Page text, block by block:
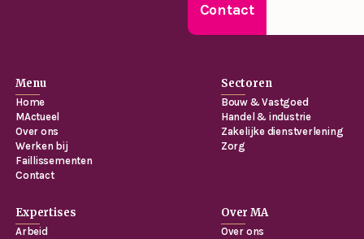
Contact
Menu
Home
MActueel
Over ons
Werken bij
Faillissementen
Contact
Sectoren
Bouw & Vastgoed
Handel & industrie
Zakelijke dienstverlening
Zorg
Expertises
Arbeid
Over MA
Over ons